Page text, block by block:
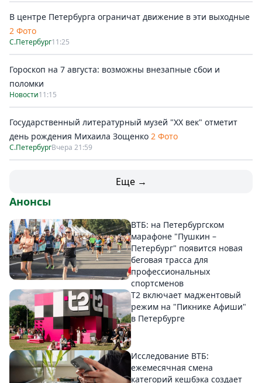
В центре Петербурга ограничат движение в эти выходные
2 Фото
С.Петербург11:25
Гороскоп на 7 августа: возможны внезапные сбои и
поломки
Новости11:15
Государственный литературный музей "ХХ век" отметит
день рождения Михаила Зощенко 2 Фото
С.ПетербургВчера 21:59
Еще →
Анонсы
ВТБ: на Петербургском
марафоне "Пушкин –
Петербург" появится новая
беговая трасса для
профессиональных
спортсменов
Т2 включает маджентовый
режим на "Пикнике Афиши"
в Петербурге
Исследование ВТБ:
ежемесячная смена
категорий кешбэка создает